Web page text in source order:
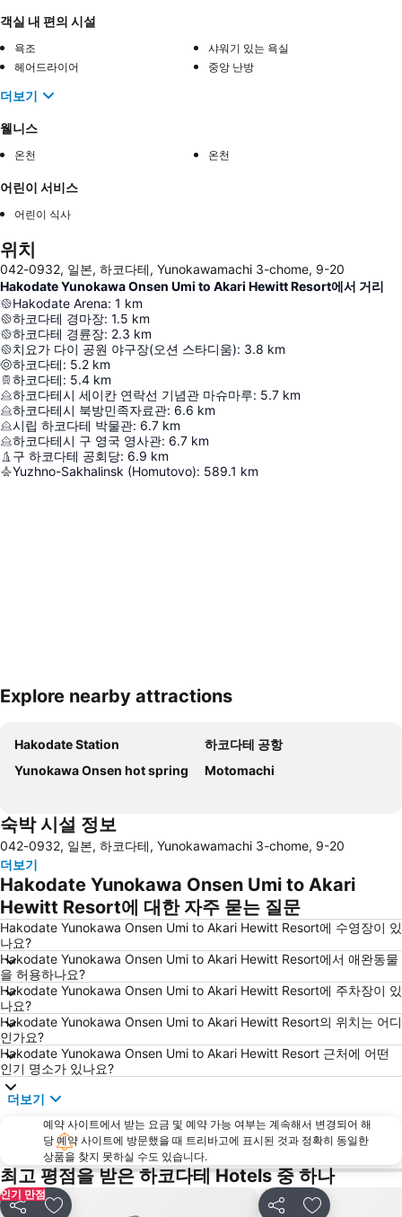
객실 내 편의 시설
욕조
샤워기 있는 욕실
헤어드라이어
중앙 난방
더보기
웰니스
온천 온천
어린이 서비스
어린이 식사
위치
042-0932, 일본, 하코다테, Yunokawamachi 3-chome, 9-20
Hakodate Yunokawa Onsen Umi to Akari Hewitt Resort에서 거리
Hakodate Arena: 1 km
하코다테 경마장: 1.5 km
하코다테 경륜장: 2.3 km
치요가 다이 공원 야구장(오션 스타디움): 3.8 km
하코다테: 5.2 km
하코다테: 5.4 km
하코다테시 세이칸 연락선 기념관 마슈마루: 5.7 km
하코다테시 북방민족자료관: 6.6 km
시립 하코다테 박물관: 6.7 km
하코다테시 구 영국 영사관: 6.7 km
구 하코다테 공회당: 6.9 km
Yuzhno-Sakhalinsk (Homutovo): 589.1 km
Explore nearby attractions
Hakodate Station
하코다테 공항
Yunokawa Onsen hot spring
Motomachi
숙박 시설 정보
042-0932, 일본, 하코다테, Yunokawamachi 3-chome, 9-20
더보기
Hakodate Yunokawa Onsen Umi to Akari
Hewitt Resort에 대한 자주 묻는 질문
Hakodate Yunokawa Onsen Umi to Akari Hewitt Resort에 수영장이 있
나요?
Hakodate Yunokawa Onsen Umi to Akari Hewitt Resort에서 애완동물
을 허용하나요?
Hakodate Yunokawa Onsen Umi to Akari Hewitt Resort에 주차장이 있
나요?
Hakodate Yunokawa Onsen Umi to Akari Hewitt Resort의 위치는 어디
인가요?
Hakodate Yunokawa Onsen Umi to Akari Hewitt Resort 근처에 어떤
인기 명소가 있나요?
더보기
예약 사이트에서 받는 요금 및 예약 가능 여부는 계속해서 변경되어 해
당 예약 사이트에 방문했을 때 트리바고에 표시된 것과 정확히 동일한
상품을 찾지 못하실 수도 있습니다.
최고 평점을 받은 하코다테 Hotels 중 하나
인기 만점
공유 공유